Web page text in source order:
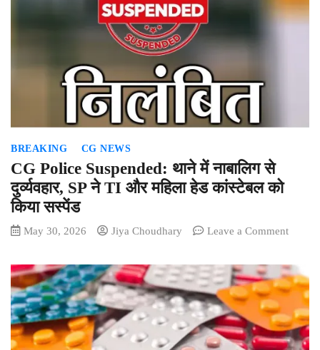
के
फरार
BREAKING CG NEWS
CG Police Suspended: थाने में नाबालिग से
दुर्व्यवहार, SP ने TI और महिला हेड कांस्टेबल को
किया सस्पेंड
May 30, 2026 Jiya Choudhary Leave a Commenton
थाने
नाबालिग
से